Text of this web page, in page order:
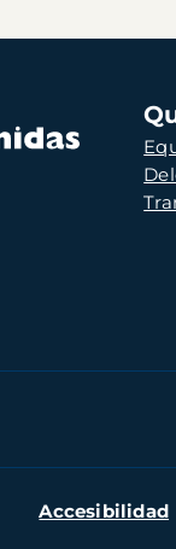
principal
Accesibilidad